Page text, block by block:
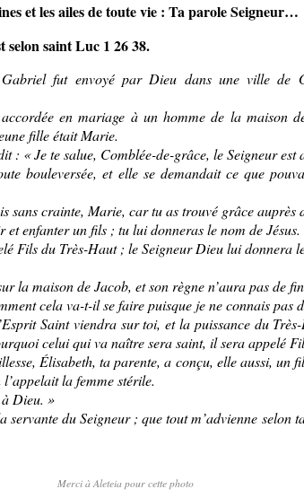
et les ailes de toute vie : Ta parole Seigneur…
selon saint Luc 1 26 38.
fut envoyé par Dieu dans une ville de
en mariage à un homme de la maison
fille était Marie.
: « Je te salue, Comblée-de-grâce, le Seigneur est
bouleversée, et elle se demandait ce que
sans crainte, Marie, car tu as trouvé grâce auprès
et enfanter un fils ; tu lui donneras le nom de Jésus.
Fils du Très-Haut ; le Seigneur Dieu lui donnera
la maison de Jacob, et son règne n’aura pas de
cela va-t-il se faire puisque je ne connais pas
Saint viendra sur toi, et la puissance du
celui qui va naître sera saint, il sera appelé
Élisabeth, ta parente, a conçu, elle aussi, un
la femme stérile.
Dieu. »
du Seigneur ; que tout m’advienne selon
Merci à Aleteia pour cette photo